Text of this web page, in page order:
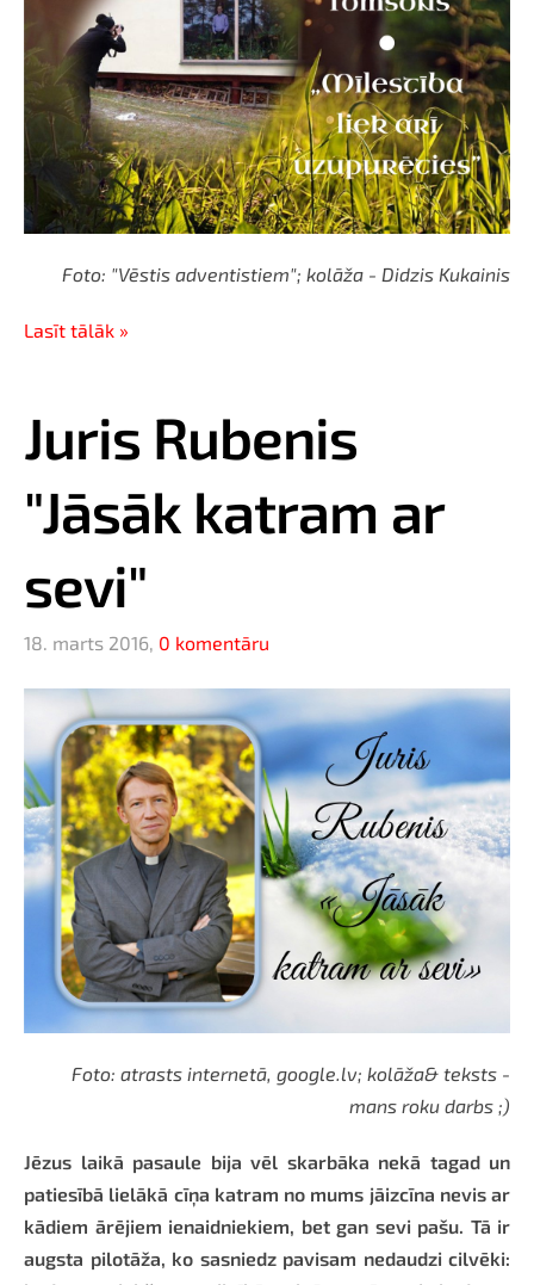
Foto: "Vēstis adventistiem"; kolāža - Didzis Kukainis
Lasīt tālāk »
Juris Rubenis
"Jāsāk katram ar
sevi"
18. marts 2016, 0 komentāru
Foto: atrasts internetā, google.lv; kolāža& teksts -
mans roku darbs ;)
Jēzus laikā pasaule bija vēl skarbāka nekā tagad un
patiesībā lielākā cīņa katram no mums jāizcīna nevis ar
kādiem ārējiem ienaidniekiem, bet gan sevi pašu. Tā ir
augsta pilotāža, ko sasniedz pavisam nedaudzi cilvēki: